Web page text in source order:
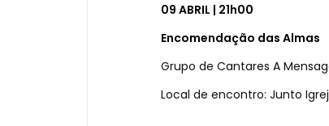
09 ABRIL | 21h00
Encomendação das Almas
Grupo de Cantares A
Local de encontro: Junto